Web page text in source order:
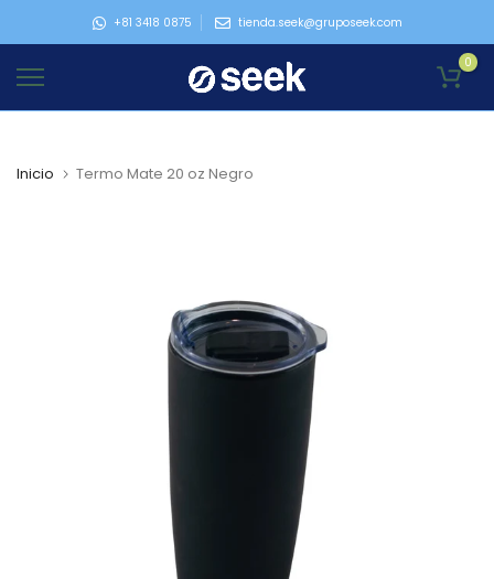
contenido
+81 3418 0875 tienda.seek@gruposeek.com
0
Inicio Termo Mate 20 oz Negro